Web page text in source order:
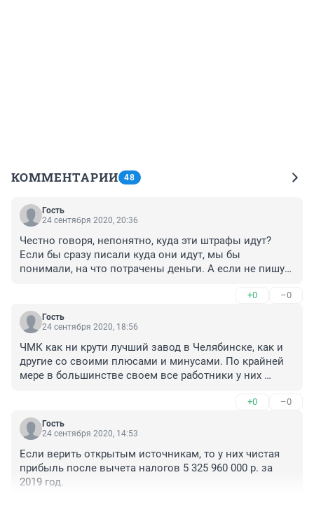
КОММЕНТАРИИ 48
Гость
24 сентября 2020, 20:36
Честно говоря, непонятно, куда эти штрафы идут?
Если бы сразу писали куда они идут, мы бы
понимали, на что потрачены деньги. А если не пишут-
+0 –0
Гость
24 сентября 2020, 18:56
ЧМК как ни крути лучший завод в Челябинске, как и
другие со своими плюсами и минусами. По крайней
мере в большинстве своем все работники у них
штраф городу( при этом СЧЕТНАЯ ПАЛАТА тщательно
пусть проверит движение денежных поступлений), но
Вы всегда останетесь крутым тяжеловесом нашей
ПОБЕД НАШЕМУ ЗАВОДУ. Не зря нас в свое время в
пионеры принимали в ЦХП, а на уроках литературы
читали роман «Как закалялась сталь» Островского .
+0 –0
Гость
24 сентября 2020, 14:53
Если верить открытым источникам, то у них чистая
прибыль после вычета налогов 5 325 960 000 р. за
2019 год.